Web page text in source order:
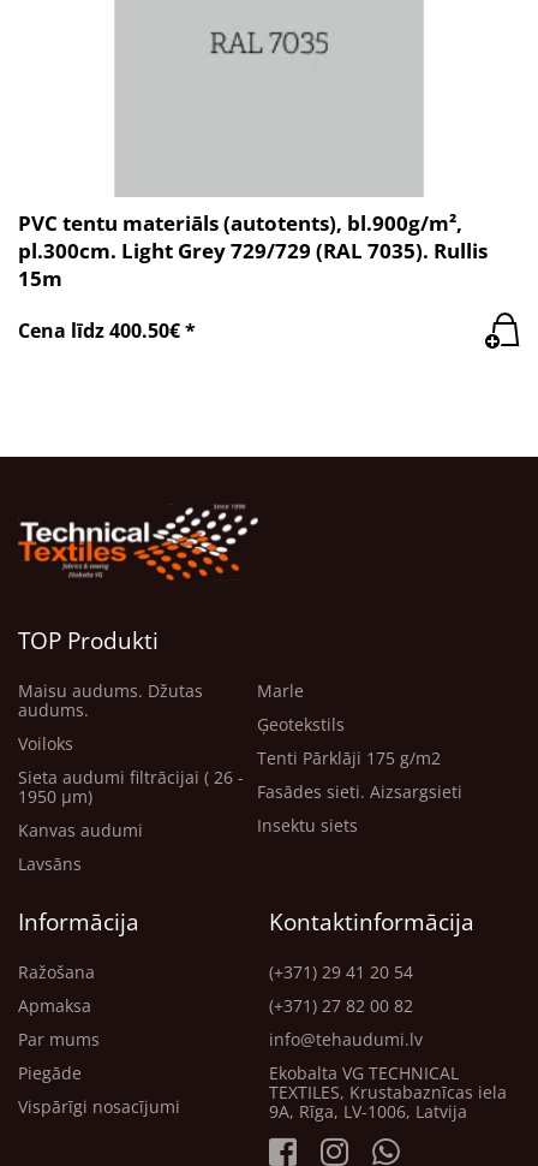
PVC tentu materiāls (autotents), bl.900g/m²,
pl.300cm. Light Grey 729/729 (RAL 7035). Rullis
15m
Cena līdz 400.50€ *
TOP Produkti
Maisu audums. Džutas
audums.
Voiloks
Sieta audumi filtrācijai ( 26 -
1950 μm)
Kanvas audumi
Lavsāns
Marle
Ģeotekstils
Tenti Pārklāji 175 g/m2
Fasādes sieti. Aizsargsieti
Insektu siets
Informācija
Ražošana
Apmaksa
Par mums
Piegāde
Vispārīgi nosacījumi
Kontaktinformācija
(+371) 29 41 20 54
(+371) 27 82 00 82
info@tehaudumi.lv
Ekobalta VG TECHNICAL
TEXTILES, Krustabaznīcas iela
9A, Rīga, LV-1006, Latvija